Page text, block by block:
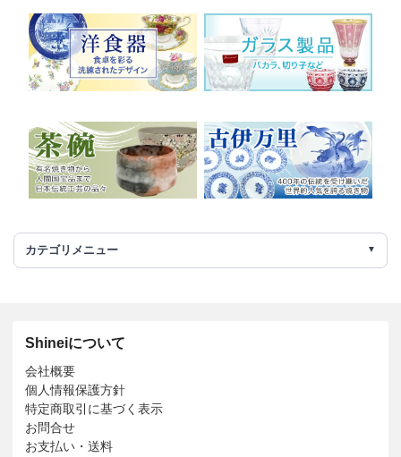
カテゴリメニュー
Shineiについて
会社概要
個人情報保護方針
特定商取引に基づく表示
お問合せ
お支払い・送料